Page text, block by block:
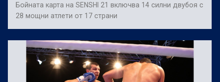
Бойната карта на SENSHI 21 включва 14 силни двубоя с
28 мощни атлети от 17 страни